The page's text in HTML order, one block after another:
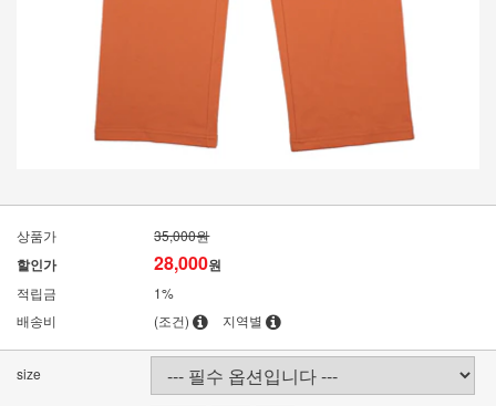
상품가 35,000원
할인가 28,000원
적립금
1%
배송비
(조건) 지역별
size